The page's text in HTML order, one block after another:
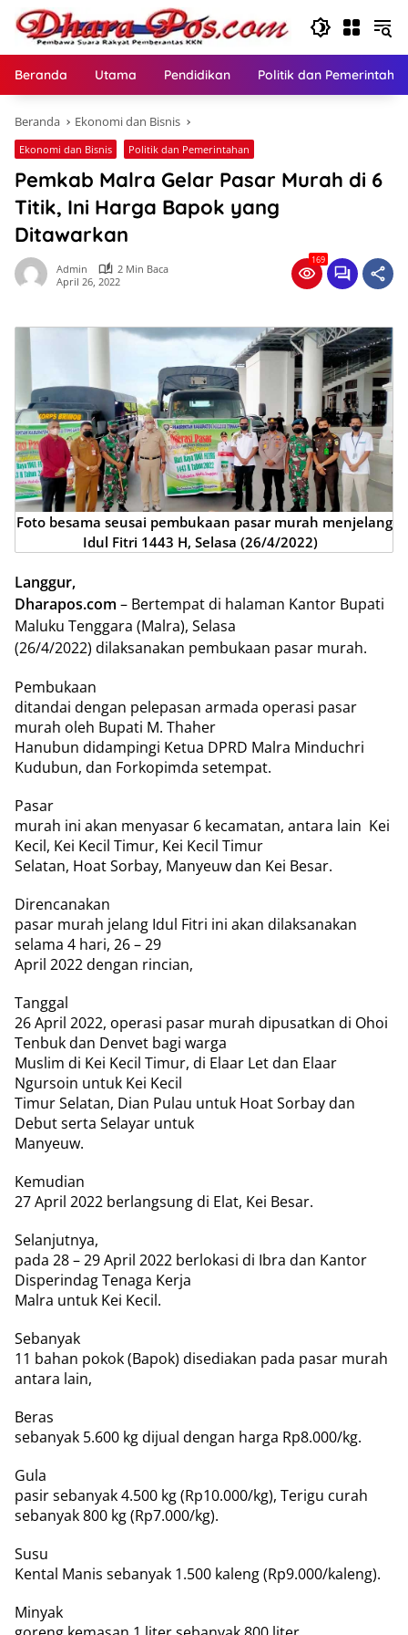
Langsung
konten
Beranda Utama Pendidikan Politik dan
Beranda Ekonomi dan Bisnis
Ekonomi dan Bisnis Politik dan Pemerintahan
Pemkab Malra Gelar Pasar Murah di 6
Titik, Ini Harga Bapok yang
Ditawarkan
Admin
2 Min Baca
April 26, 2022
169
Foto besama seusai pembukaan pasar murah menjelang
Idul Fitri 1443 H, Selasa (26/4/2022)
Langgur,
Dharapos.com – Bertempat di halaman Kantor Bupati
Maluku Tenggara (Malra), Selasa
(26/4/2022) dilaksanakan pembukaan pasar murah.
Pembukaan
ditandai dengan pelepasan armada operasi pasar
murah oleh Bupati M. Thaher
Hanubun didampingi Ketua DPRD Malra Minduchri
Kudubun, dan Forkopimda setempat.
Pasar
murah ini akan menyasar 6 kecamatan, antara lain Kei
Kecil, Kei Kecil Timur, Kei Kecil Timur
Selatan, Hoat Sorbay, Manyeuw dan Kei Besar.
Direncanakan
pasar murah jelang Idul Fitri ini akan dilaksanakan
selama 4 hari, 26 – 29
April 2022 dengan rincian,
Tanggal
26 April 2022, operasi pasar murah dipusatkan di Ohoi
Tenbuk dan Denvet bagi warga
Muslim di Kei Kecil Timur, di Elaar Let dan Elaar
Ngursoin untuk Kei Kecil
Timur Selatan, Dian Pulau untuk Hoat Sorbay dan
Debut serta Selayar untuk
Manyeuw.
Kemudian
27 April 2022 berlangsung di Elat, Kei Besar.
Selanjutnya,
pada 28 – 29 April 2022 berlokasi di Ibra dan Kantor
Disperindag Tenaga Kerja
Malra untuk Kei Kecil.
Sebanyak
11 bahan pokok (Bapok) disediakan pada pasar murah
antara lain,
Beras
sebanyak 5.600 kg dijual dengan harga Rp8.000/kg.
Gula
pasir sebanyak 4.500 kg (Rp10.000/kg), Terigu curah
sebanyak 800 kg (Rp7.000/kg).
Susu
Kental Manis sebanyak 1.500 kaleng (Rp9.000/kaleng).
Minyak